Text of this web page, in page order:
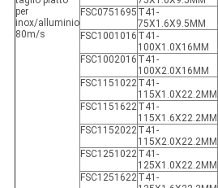
per
inox/alluminio
80m/s
FSC0751695 T41-
75X1.6X9.5MM
FSC1001016 T41-
100X1.0X16MM
FSC1002016 T41-
100X2.0X16MM
FSC1151022T41-
115X1.0X22.2MM
FSC1151622T41-
115X1.6X22.2MM
FSC1152022T41-
115X2.0X22.2MM
FSC1251022T41-
125X1.0X22.2MM
FSC1251622T41-